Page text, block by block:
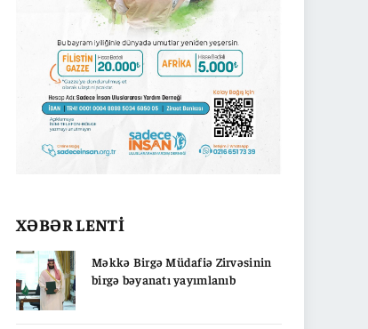
XƏBƏR LENTİ
Məkkə Birgə Müdafiə Zirvəsinin
birgə bəyanatı yayımlanıb